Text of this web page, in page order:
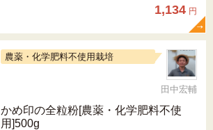
1,134 円
農薬・化学肥料不使用栽培
田中宏輔
かめ印の全粒粉[農薬・化学肥料不使
用]500g